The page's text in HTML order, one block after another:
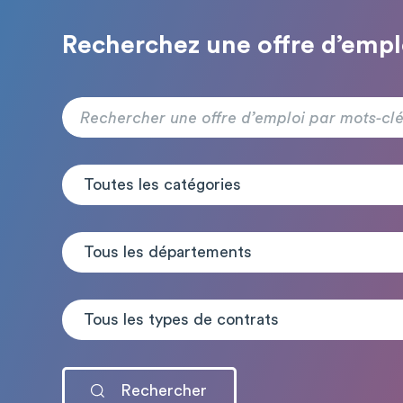
Recherchez une offre
Toutes les catégories
Tous les départements
Tous les types de contrats